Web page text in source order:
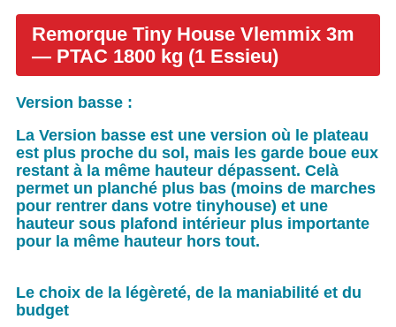
Remorque Tiny House Vlemmix 3m
— PTAC 1800 kg (1 Essieu)
Version basse :
La Version basse est une version où le plateau
est plus proche du sol, mais les garde boue eux
restant à la même hauteur dépassent. Celà
permet un planché plus bas (moins de marches
pour rentrer dans votre tinyhouse) et une
hauteur sous plafond intérieur plus importante
pour la même hauteur hors tout.
Le choix de la légèreté, de la maniabilité et du
budget